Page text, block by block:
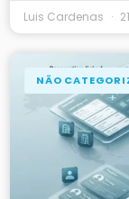
Luis Cardenas
NÃO